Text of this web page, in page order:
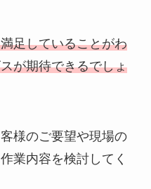
足していることがわ
が期待できるでしょ
様のご要望や現場の
業内容を検討してく